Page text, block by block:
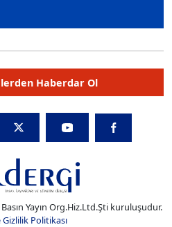
Haberdar Ol
Yayın Org.Hiz.Ltd.Şti kuruluşudur.
Gizlilik Politikası